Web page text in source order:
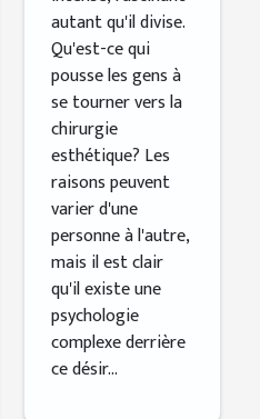
autant qu'il divise.
Qu'est-ce qui
pousse les gens à
se tourner vers la
chirurgie
esthétique? Les
raisons peuvent
varier d'une
personne à l'autre,
mais il est clair
qu'il existe une
psychologie
complexe derrière
ce désir...